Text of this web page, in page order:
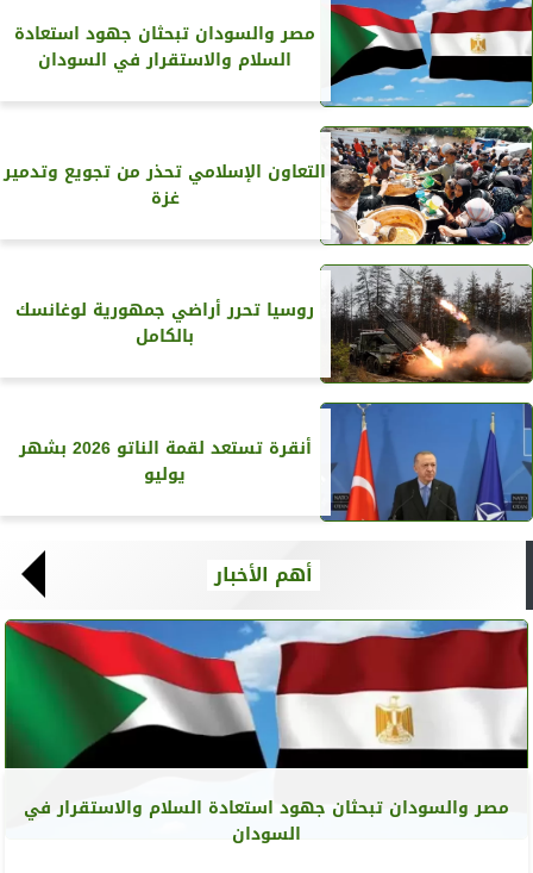
مصر والسودان تبحثان جهود استعادة
السلام والاستقرار في السودان
التعاون الإسلامي تحذر من تجويع وتدمير
غزة
روسيا تحرر أراضي جمهورية لوغانسك
بالكامل
أنقرة تستعد لقمة الناتو 2026 بشهر
يوليو
أهم الأخبار
مصر والسودان تبحثان جهود استعادة السلام والاستقرار في
السودان